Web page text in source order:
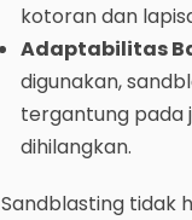
kotoran dan
Adaptabilitas
digunakan,
tergantung pada
dihilangkan.
Sandblasting tidak